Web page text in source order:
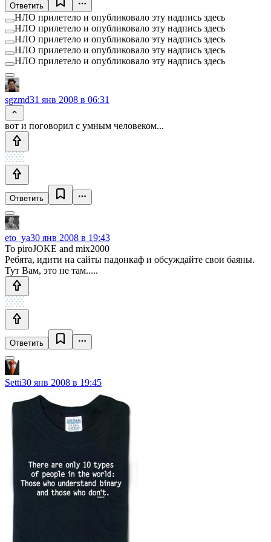
Ответить
НЛО прилетело и опубликовало эту надпись здесь
НЛО прилетело и опубликовало эту надпись здесь
НЛО прилетело и опубликовало эту надпись здесь
НЛО прилетело и опубликовало эту надпись здесь
НЛО прилетело и опубликовало эту надпись здесь
sgzmd31 янв 2008 в 06:31
вот и поговорил с умным человеком...
Ответить
eto_ya30 янв 2008 в 19:43
To piroJOKE and mix2000
Ребята, идити на сайты падонкаф и обсуждайте свои баяны.
Тут Вам, это не там.....
Ответить
Setti30 янв 2008 в 19:45